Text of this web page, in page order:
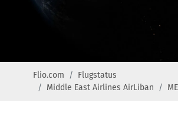
Flio.com
Flugstatus
Middle East Airlines AirLiban